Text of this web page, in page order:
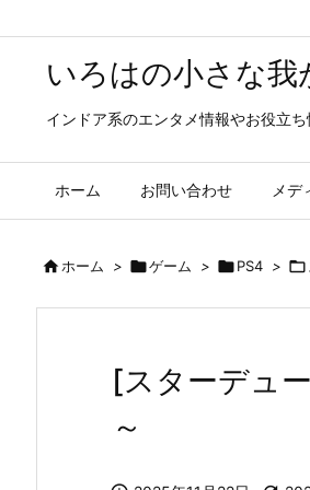
いろはの小さな我
インドア系のエンタメ情報やお役立
ホーム お問い合わせ メデ
ホーム > ゲーム > PS4 > 
[スターデュ
～